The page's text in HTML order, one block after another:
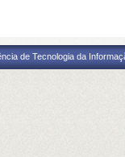
de Tecnologia da